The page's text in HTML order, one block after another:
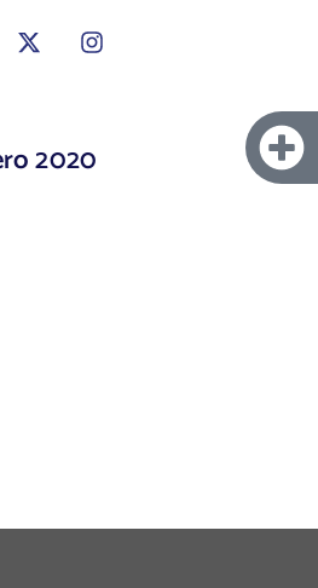
2020